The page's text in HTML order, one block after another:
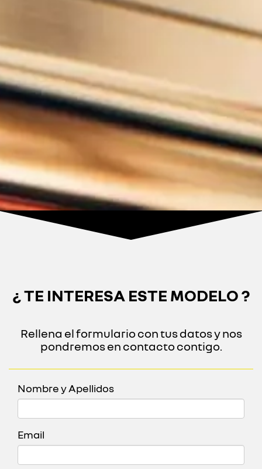
¿ TE INTERESA ESTE MODELO ?
Rellena el formulario con tus datos y nos
pondremos en contacto contigo.
Nombre y Apellidos
Email